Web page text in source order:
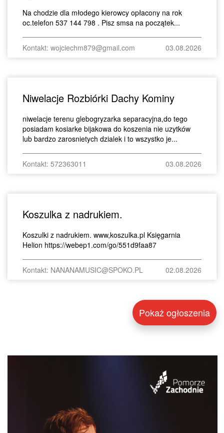
Na chodzie dla młodego kierowcy opłacony na rok
oc.telefon 537 144 798 . Pisz smsa na początek...
Kontakt: wojciechm879@gmail.com 03.08.2026
Niwelacje Rozbiórki Dachy Kominy
niwelacje terenu glebogryzarka separacyjna,do tego
posiadam kosiarke bijakowa do koszenia nie uzytków
lub bardzo zarosnietych dzialek i to wszystko je...
Kontakt: 572363011 03.08.2026
Koszulka z nadrukiem.
Koszulki z nadrukiem. www,koszulka.pl Księgarnia
Helion https://webep1.com/go/551d9faa87
Kontakt: NANANAMUSIC@SPOKO.PL 02.08.2026
Pokaż ogłoszenia